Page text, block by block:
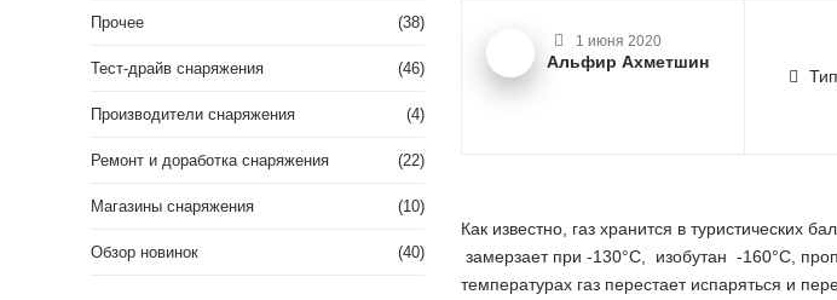
Прочее (38)
Тест-драйв снаряжения (46)
Производители снаряжения (4)
Ремонт и доработка снаряжения (22)
Магазины снаряжения (10)
Обзор новинок (40)
1 июня 2020
Альфир Ахметшин
Как известно, газ хранится в туристических
замерзает при -130°С, изобутан -160°С,
температурах газ перестает испаряться и